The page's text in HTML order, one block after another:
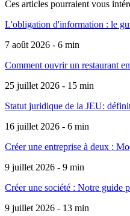
Ces articles pourraient vous
L'obligation d'information : le
7 août 2026 - 6 min
Comment ouvrir un restaurant
25 juillet 2026 - 15 min
Statut juridique de la JEU:
16 juillet 2026 - 6 min
Créer une entreprise à deux :
9 juillet 2026 - 9 min
Créer une société : Notre guide
9 juillet 2026 - 13 min